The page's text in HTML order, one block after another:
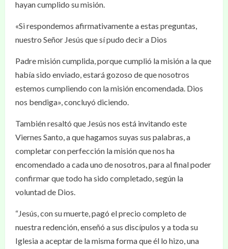
hayan cumplido su misión.
«Si respondemos afirmativamente a estas preguntas,
nuestro Señor Jesús que sí pudo decir a Dios
Padre misión cumplida, porque cumplió la misión a la que
había sido enviado, estará gozoso de que nosotros
estemos cumpliendo con la misión encomendada. Dios
nos bendiga», concluyó diciendo.
También resaltó que Jesús nos está invitando este
Viernes Santo, a que hagamos suyas sus palabras, a
completar con perfección la misión que nos ha
encomendado a cada uno de nosotros, para al final poder
confirmar que todo ha sido completado, según la
voluntad de Dios.
“Jesús, con su muerte, pagó el precio completo de
nuestra redención, enseñó a sus discípulos y a toda su
Iglesia a aceptar de la misma forma que él lo hizo, una